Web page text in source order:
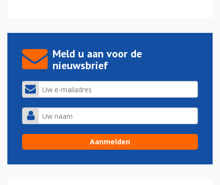
Meld u aan voor de
nieuwsbrief